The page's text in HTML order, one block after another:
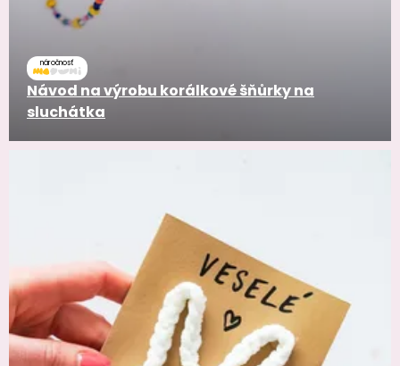
náročnosť
Návod na výrobu korálkové šňůrky na
sluchátka